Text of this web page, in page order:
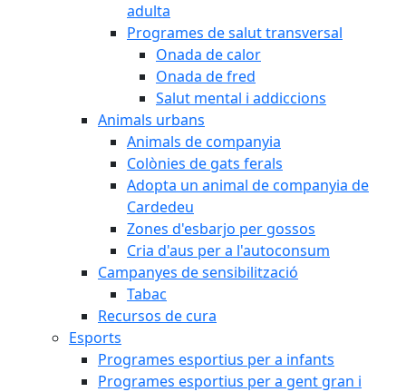
adulta
Programes de salut transversal
Onada de calor
Onada de fred
Salut mental i addiccions
Animals urbans
Animals de companyia
Colònies de gats ferals
Adopta un animal de companyia de
Cardedeu
Zones d'esbarjo per gossos
Cria d'aus per a l'autoconsum
Campanyes de sensibilització
Tabac
Recursos de cura
Esports
Programes esportius per a infants
Programes esportius per a gent gran i